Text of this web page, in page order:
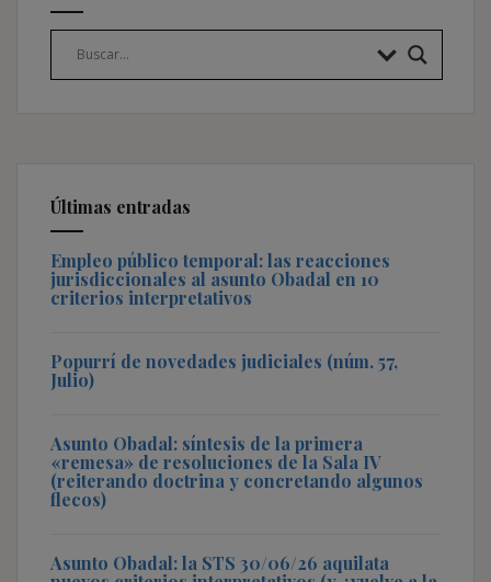
Últimas entradas
Empleo público temporal: las reacciones
jurisdiccionales al asunto Obadal en 10
criterios interpretativos
Popurrí de novedades judiciales (núm. 57,
Julio)
Asunto Obadal: síntesis de la primera
«remesa» de resoluciones de la Sala IV
(reiterando doctrina y concretando algunos
flecos)
Asunto Obadal: la STS 30/06/26 aquilata